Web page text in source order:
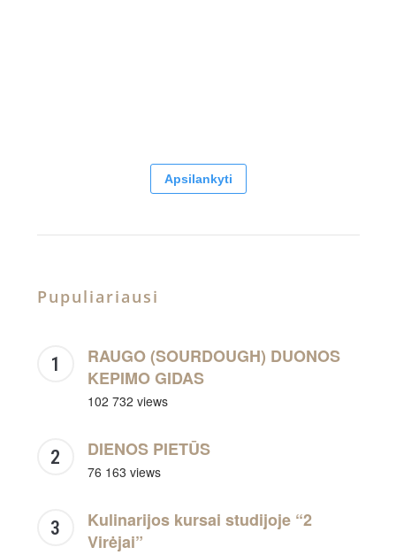
Apsilankyti
Pupuliariausi
RAUGO (SOURDOUGH) DUONOS
KEPIMO GIDAS
102 732 views
DIENOS PIETŪS
76 163 views
Kulinarijos kursai studijoje “2
Virėjai”